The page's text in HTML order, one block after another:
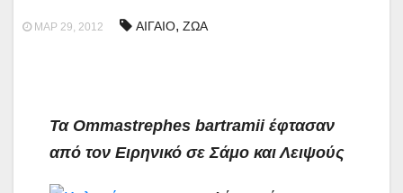
ΜΑΡ 29, 2012 ΑΙΓΑΙΟ, ΖΩΑ
Τα Ommastrephes bartramii έφτασαν
από τον Ειρηνικό σε Σάμο και Λειψούς